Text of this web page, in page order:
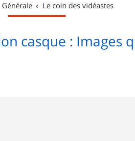
Générale Le coin des vidéastes
casque : Images